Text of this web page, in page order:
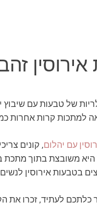
של טבעות עם
למתכות קרות אחרות
עם יהלום, קונים
משובצת בתוך מתכת
בטבעות אירוסין
כלתכם לעתיד, זכרו את